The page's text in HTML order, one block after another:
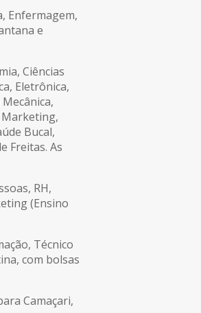
Enfermagem,
e
Ciências
Eletrônica,
Marketing,
Bucal,
Freitas. As
RH,
(Ensino
Técnico
com bolsas
Camaçari,